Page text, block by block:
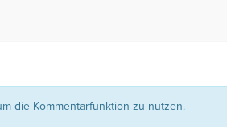
die Kommentarfunktion zu nutzen.